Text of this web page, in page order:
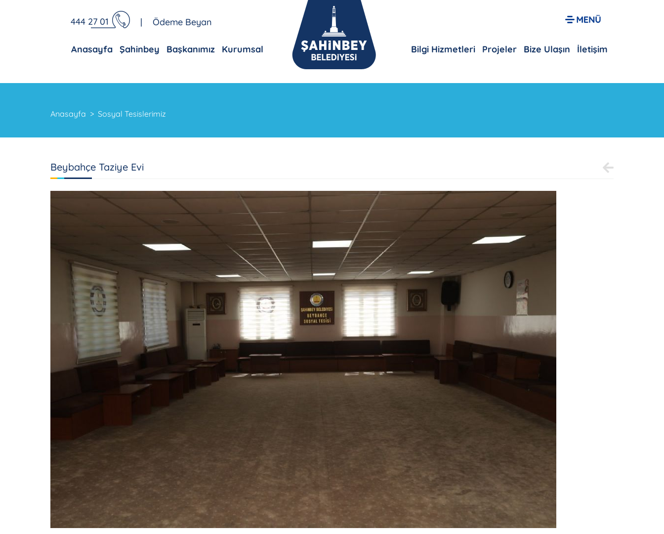
444 27 01 | Ödeme Beyan
Anasayfa Şahinbey Başkanımız Kurumsal Bilgi Hizmetleri Projeler Bize Ulaşın İletişim
Anasayfa Sosyal Tesislerimiz
Beybahçe Taziye Evi